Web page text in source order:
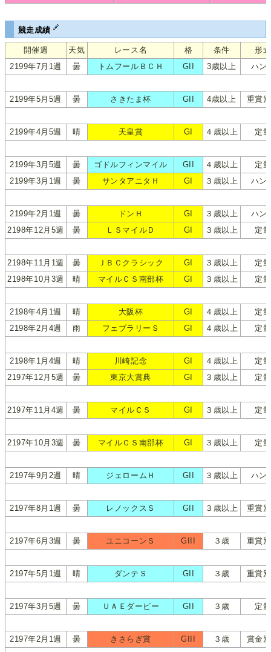
競走成績
開催週 天気 レース名 格 条件
形式
2199年7月1週
曇 トムフールＢＣＨ GII 3歳以上 ハン
2199年5月5週 曇 さきたま杯 GII 4歳以上 重賞
2199年4月5週 晴 天皇賞 GI ４歳以上 定量
2199年3月5週 曇 ゴドルフィンマイル GII ４歳以上
定量
2199年3月1週
曇 サンタアニタＨ GI ３歳以上 ハン
2199年2月1週 曇 ドンＨ GI ３歳以上
ハン
2198年12月5週
曇 ＬＳマイルＤ GI ３歳以上 定量
2198年11月1週 曇 ＪＢＣクラシック GI ３歳以上
定量
2198年10月3週
晴 マイルＣＳ南部杯 GI ３歳以上 定量
2198年4月1週 晴 大阪杯 GI ４歳以上
定量
2198年2月4週
雨 フェブラリーＳ GI ４歳以上 定量
2198年1月4週 晴 川崎記念 GI ４歳以上
定量
2197年12月5週
曇 東京大賞典 GI ３歳以上 定量
2197年11月4週 曇 マイルＣＳ GI ３歳以上 定量
2197年10月3週 曇 マイルＣＳ南部杯 GI ３歳以上 定量
2197年9月2週 晴 ジェロームＨ GII ３歳以上 ハン
2197年8月1週 曇 レノックスＳ GII ３歳以上 重賞
2197年6月3週 曇 ユニコーンＳ GIII ３歳 重賞
2197年5月1週 晴 ダンテＳ GII ３歳 重賞
2197年3月5週 曇 ＵＡＥダービー GII ３歳 定量
2197年2月1週 曇 きさらぎ賞 GIII ３歳 賞金